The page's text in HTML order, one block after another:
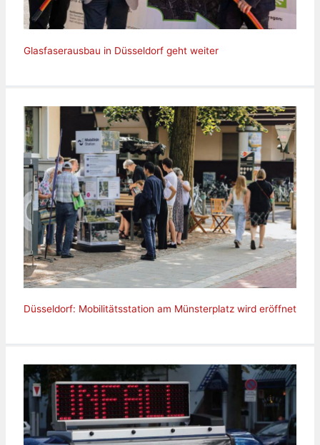
Glasfaserausbau in Düsseldorf geht weiter
Düsseldorf: Mobilitätsstation am Münsterplatz wird eröffnet